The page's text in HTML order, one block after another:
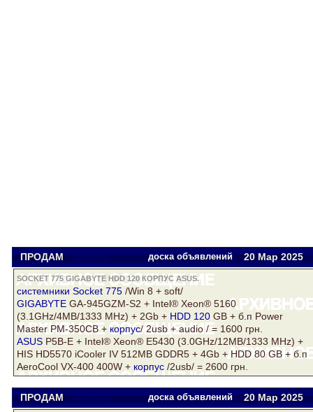
ПРОДАМ ascona доска объявлений 20 Мар2025
SOCKET 775 GIGABYTE HDD 120 КОРПУС ASUS.
системники Socket 775 /Win 8 + soft/
GIGABYTE GA-945GZM-S2 + Intel® Xeon® 5160
(3.1GHz/4MB/1333 MHz) + 2Gb + HDD 120 GB + б.п Power
Master PM-350CB +корпус/ 2usb + audio / = 1600 грн.
ASUS P5B-E + Intel® Xeon® Е5430 (3.0GHz/12MB/1333 MHz) +
HIS HD5570 iCooler IV 512MB GDDR5 + 4Gb + HDD 80 GB + б.п
AeroCool VX-400 400W + корпус /2usb/ = 2600 грн.
ПРОДАМ Анджей доска объявлений 20 Мар2025